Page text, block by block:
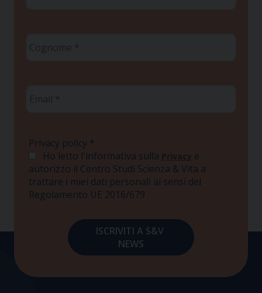
Privacy policy *
Ho letto l'informativa sulla Privacy e
autorizzo il Centro Studi Scienza & Vita a
trattare i miei dati personali ai sensi del
Regolamento UE 2016/679